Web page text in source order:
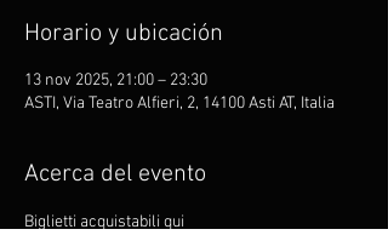
Horario y ubicación
13 nov 2025, 21:00 – 23:30
ASTI, Via Teatro Alfieri, 2, 14100 Asti AT, Italia
Acerca del evento
Biglietti acquistabili qui